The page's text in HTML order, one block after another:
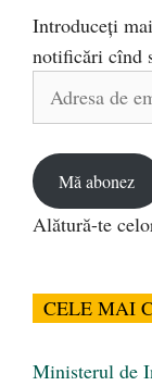
Introduceți
notificări cînd
Adresa
Mă abonez
Alătură-te
CELE MAI
Ministerul de